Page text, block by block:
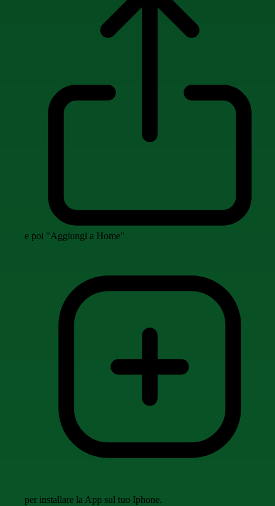
e poi "Aggiungi a Home"
per installare la App sul tuo Iphone.